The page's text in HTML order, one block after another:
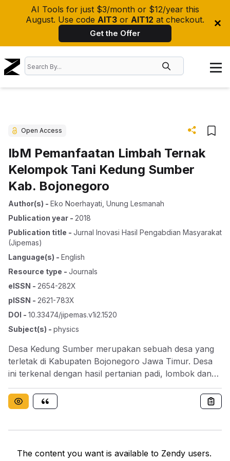
AI Tools for just $3/month or $12/year this
August. Use code AIT3 or AIT12 at checkout.
Get the Offer
Open Access
IbM Pemanfaatan Limbah Ternak
Kelompok Tani Kedung Sumber
Kab. Bojonegoro
Author(s) - Eko Noerhayati Unung Lesmanah
Publication year - 2018
Publication title - Jurnal Inovasi Hasil Pengabdian Masyarakat
(jipemas)
Language(s) - English
Resource type - Journals
eISSN - 2654-282X
pISSN - 2621-783X
DOI - 10.33474/jipemas.v1i2.1520
Subject(s) - physics
Desa Kedung Sumber merupakan sebuah desa yang
terletak di Kabupaten Bojonegoro Jawa Timur. Desa
ini terkenal dengan hasil pertanian padi, lombok dan
bawang merah. Kondisi tanahnya sedikit berkapur
namun cukup subur untuk ditanami padi. Petani disini
menggunakan sapi sebagai tenaga bantu dalam
manfaatkan sebagai pupuk organik dengan cara
The content you want is available to Zendy users.